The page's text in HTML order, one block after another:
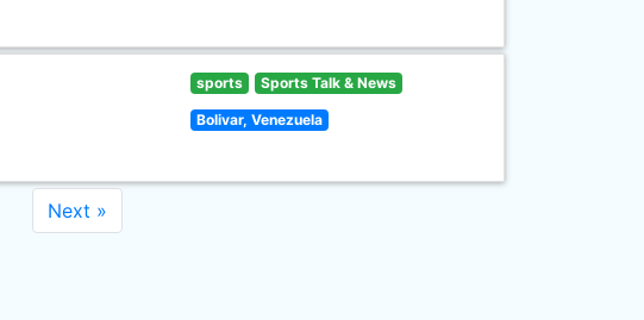
sports Sports Talk & News
Bolivar, Venezuela
Next »